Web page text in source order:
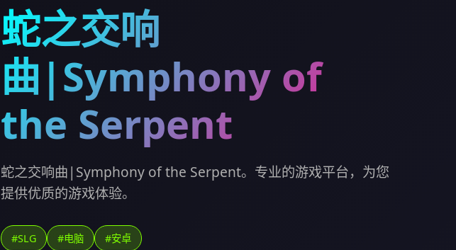
蛇之交响
曲|Symphony of
the Serpent
蛇之交响曲|Symphony of the Serpent。专业的游戏平台，为您
提供优质的游戏体验。
#SLG #电脑 #安卓